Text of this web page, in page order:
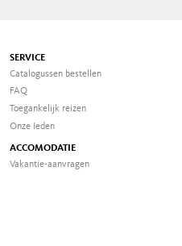
SERVICE
Catalogussen bestellen
FAQ
Toegankelijk reizen
Onze Ieden
ACCOMODATIE
Vakantie-aanvragen